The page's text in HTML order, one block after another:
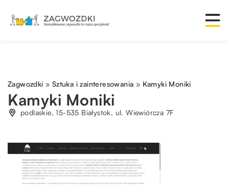
Zagwozdki » Sztuka i zainteresowania » Kamyki Moniki
Kamyki Moniki
podlaskie, 15-535 Białystok, ul. Wiewiórcza 7F